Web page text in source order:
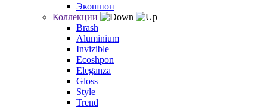
Экошпон
Коллекции
Brash
Aluminium
Invizible
Ecoshpon
Eleganza
Gloss
Style
Trend